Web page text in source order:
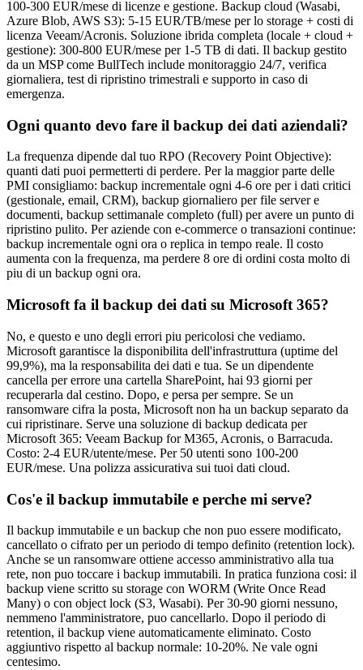
100-300 EUR/mese di licenze e gestione. Backup cloud (Wasabi,
Azure Blob, AWS S3): 5-15 EUR/TB/mese per lo storage + costi di
licenza Veeam/Acronis. Soluzione ibrida completa (locale + cloud +
gestione): 300-800 EUR/mese per 1-5 TB di dati. Il backup gestito
da un MSP come BullTech include monitoraggio 24/7, verifica
giornaliera, test di ripristino trimestrali e supporto in caso di
emergenza.
Ogni quanto devo fare il backup dei dati aziendali?
La frequenza dipende dal tuo RPO (Recovery Point Objective):
quanti dati puoi permetterti di perdere. Per la maggior parte delle
PMI consigliamo: backup incrementale ogni 4-6 ore per i dati critici
(gestionale, email, CRM), backup giornaliero per file server e
documenti, backup settimanale completo (full) per avere un punto di
ripristino pulito. Per aziende con e-commerce o transazioni continue:
backup incrementale ogni ora o replica in tempo reale. Il costo
aumenta con la frequenza, ma perdere 8 ore di ordini costa molto di
piu di un backup ogni ora.
Microsoft fa il backup dei dati su Microsoft 365?
No, e questo e uno degli errori piu pericolosi che vediamo.
Microsoft garantisce la disponibilita dell'infrastruttura (uptime del
99,9%), ma la responsabilita dei dati e tua. Se un dipendente
cancella per errore una cartella SharePoint, hai 93 giorni per
recuperarla dal cestino. Dopo, e persa per sempre. Se un
ransomware cifra la posta, Microsoft non ha un backup separato da
cui ripristinare. Serve una soluzione di backup dedicata per
Microsoft 365: Veeam Backup for M365, Acronis, o Barracuda.
Costo: 2-4 EUR/utente/mese. Per 50 utenti sono 100-200
EUR/mese. Una polizza assicurativa sui tuoi dati cloud.
Cos'e il backup immutabile e perche mi serve?
Il backup immutabile e un backup che non puo essere modificato,
cancellato o cifrato per un periodo di tempo definito (retention lock).
Anche se un ransomware ottiene accesso amministrativo alla tua
rete, non puo toccare i backup immutabili. In pratica funziona cosi: il
backup viene scritto su storage con WORM (Write Once Read
Many) o con object lock (S3, Wasabi). Per 30-90 giorni nessuno,
nemmeno l'amministratore, puo cancellarlo. Dopo il periodo di
retention, il backup viene automaticamente eliminato. Costo
aggiuntivo rispetto al backup normale: 10-20%. Ne vale ogni
centesimo.